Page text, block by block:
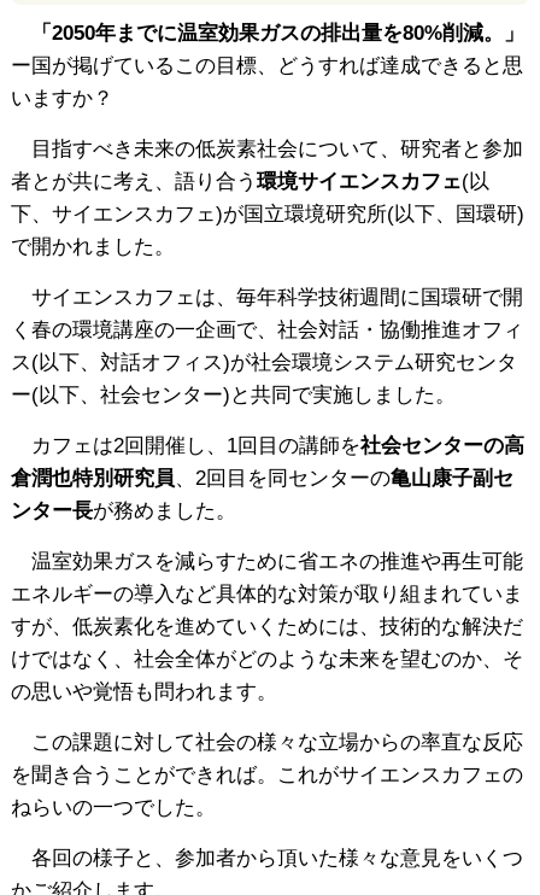
「2050年までに温室効果ガスの排出量を80%削減。」
ー国が掲げているこの目標、どうすれば達成できると思
いますか？
目指すべき未来の低炭素社会について、研究者と参加
者とが共に考え、語り合う 環境サイエンスカフェ(以
下、サイエンスカフェ)が国立環境研究所(以下、国環研)
で開かれました。
サイエンスカフェは、毎年科学技術週間に国環研で開
く春の環境講座の一企画で、社会対話・協働推進オフィ
ス(以下、対話オフィス)が社会環境システム研究センタ
ー(以下、社会センター)と共同で実施しました。
カフェは2回開催し、1回目の講師を社会センターの高
倉潤也特別研究員、2回目を同センターの亀山康子副セ
ンター長が務めました。
温室効果ガスを減らすために省エネの推進や再生可能
エネルギーの導入など具体的な対策が取り組まれていま
すが、低炭素化を進めていくためには、技術的な解決だ
けではなく、社会全体がどのような未来を望むのか、そ
の思いや覚悟も問われます。
この課題に対して社会の様々な立場からの率直な反応
を聞き合うことができれば。これがサイエンスカフェの
ねらいの一つでした。
各回の様子と、参加者から頂いた様々な意見をいくつ